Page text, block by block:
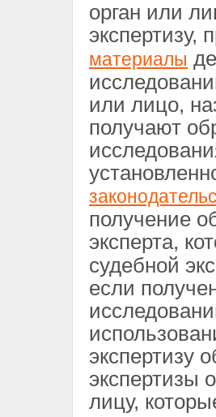
орган или
экспертизу,
материалы
или лицо,
получают
получение
эксперта,
судебной
если
экспертизу
экспертизы
лицу,